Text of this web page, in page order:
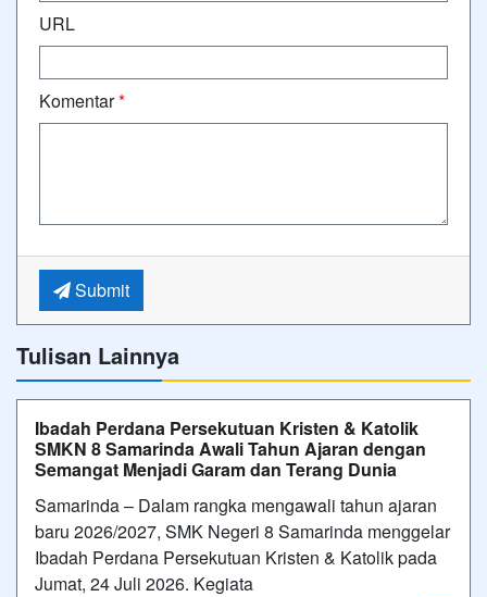
URL
Komentar*
Submit
Tulisan Lainnya
Ibadah Perdana Persekutuan Kristen & Katolik
SMKN 8 Samarinda Awali Tahun Ajaran dengan
Semangat Menjadi Garam dan Terang Dunia
Samarinda – Dalam rangka mengawali tahun ajaran
baru 2026/2027, SMK Negeri 8 Samarinda menggelar
Ibadah Perdana Persekutuan Kristen & Katolik pada
Jumat, 24 Juli 2026. Kegiata